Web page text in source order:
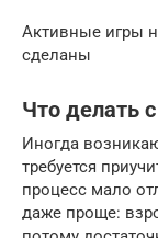
Активные игры
сделаны
Что делать
Иногда
требуется
процесс мало
даже проще: